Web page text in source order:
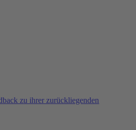
zu ihrer zurückliegenden